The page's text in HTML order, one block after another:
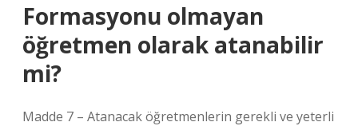
Formasyonu olmayan
öğretmen olarak atanabilir
mi?
Madde 7 – Atanacak öğretmenlerin gerekli ve yeterli